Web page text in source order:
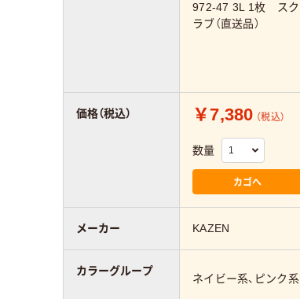
972-47 3L 1枚 スク
ラブ（直送品）
￥7,380 （税込）
数量
カゴへ
KAZEN
ネイビー系、ピンク系
価格（税込）
メーカー
カラーグループ